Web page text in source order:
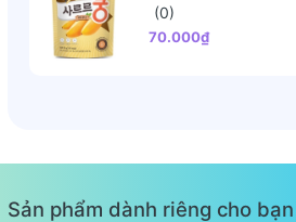
Lưu ý:
- Bảo quản nơi thoáng mát, tránh
tiếp.
(0)
70.000₫
Sản phẩm dành riêng cho bạn